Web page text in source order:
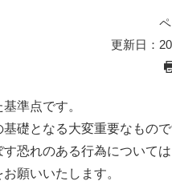
更新日：
準点です。
礎となる大変重要なもの
恐れのある行為について
願いいたします。